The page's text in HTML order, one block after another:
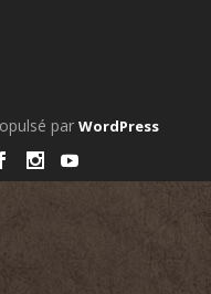
par WordPress